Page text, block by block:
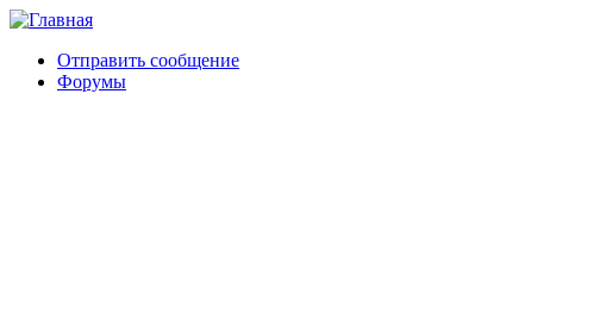
Отправить сообщение
Форумы